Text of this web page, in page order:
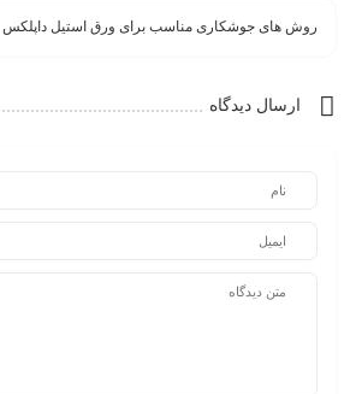
روش های جوشکاری مناسب برای ورق استیل داپلکس
ارسال دیدگاه